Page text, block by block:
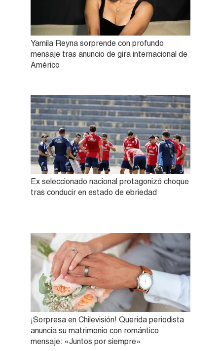
Yamila Reyna sorprende con profundo
mensaje tras anuncio de gira internacional de
Américo
Ex seleccionado nacional protagonizó choque
tras conducir en estado de ebriedad
¡Sorpresa en Chilevisión! Querida periodista
anuncia su matrimonio con romántico
mensaje: «Juntos por siempre»